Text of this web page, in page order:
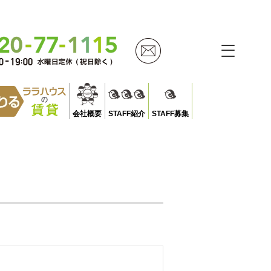
会社概要 STAFF紹介 STAFF募集